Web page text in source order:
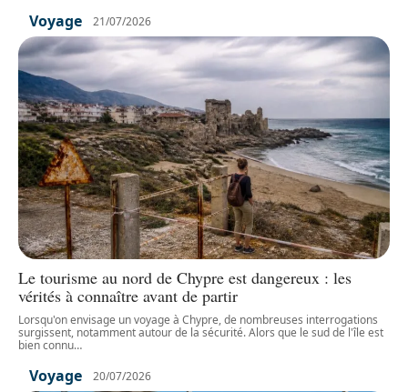
Voyage 21/07/2026
Le tourisme au nord de Chypre est dangereux : les
vérités à connaître avant de partir
Lorsqu'on envisage un voyage à Chypre, de nombreuses interrogations
surgissent, notamment autour de la sécurité. Alors que le sud de l'île est
bien connu…
Voyage 20/07/2026